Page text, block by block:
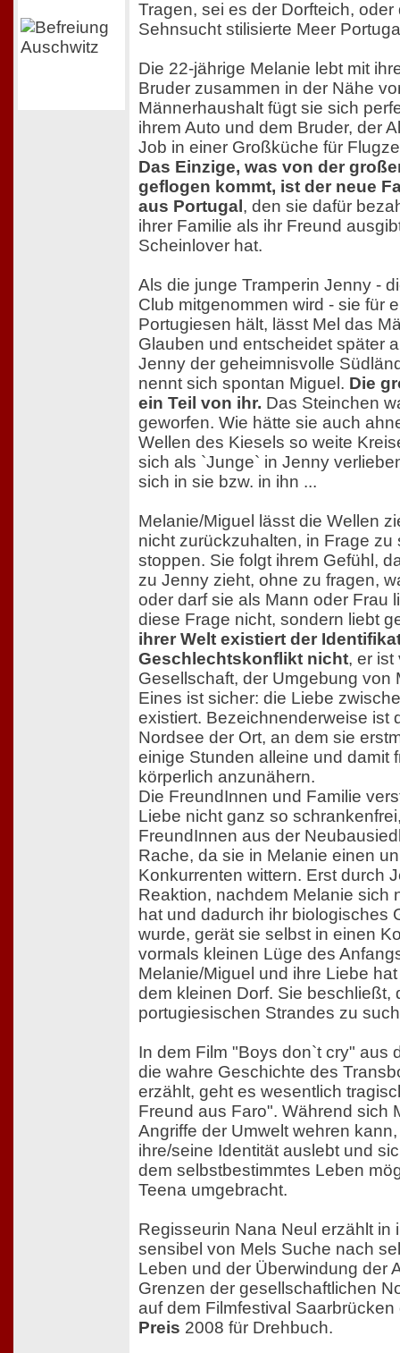
Tragen, sei es der Dorfteich, oder
Sehnsucht stilisierte Meer
Die 22-jährige Melanie lebt mit
Bruder zusammen in der Nähe
Männerhaushalt fügt sie sich
ihrem Auto und dem Bruder, der
Job in einer Großküche für
Das Einzige, was von der
geflogen kommt, ist der neue
aus Portugal , den sie dafür
ihrer Familie als ihr Freund
Scheinlover hat.
Als die junge Tramperin Jenny -
Club mitgenommen wird - sie für
Portugiesen hält, lässt Mel das
Glauben und entscheidet später
Jenny der geheimnisvolle
nennt sich spontan Miguel. Die
ein Teil von ihr. Das Steinchen
geworfen. Wie hätte sie auch
Wellen des Kiesels so weite
sich als `Junge` in Jenny
sich in sie bzw. in ihn ...
Melanie/Miguel lässt die Wellen
nicht zurückzuhalten, in Frage zu
stoppen. Sie folgt ihrem Gefühl,
zu Jenny zieht, ohne zu fragen,
oder darf sie als Mann oder Frau
diese Frage nicht, sondern liebt
ihrer Welt existiert der
Geschlechtskonflikt nicht, er ist
Gesellschaft, der Umgebung von
Eines ist sicher: die Liebe
existiert. Bezeichnenderweise ist
Nordsee der Ort, an dem sie
einige Stunden alleine und damit
körperlich anzunähern.
Die FreundInnen und Familie
Liebe nicht ganz so
FreundInnen aus der
Rache, da sie in Melanie einen
Konkurrenten wittern. Erst durch
Reaktion, nachdem Melanie sich
hat und dadurch ihr biologisches
wurde, gerät sie selbst in einen
vormals kleinen Lüge des
Melanie/Miguel und ihre Liebe
dem kleinen Dorf. Sie beschließt,
portugiesischen Strandes zu
In dem Film "Boys don`t cry" aus
die wahre Geschichte des
erzählt, geht es wesentlich
Freund aus Faro". Während sich
Angriffe der Umwelt wehren
ihre/seine Identität auslebt und
dem selbstbestimmtes Leben
Teena umgebracht.
Regisseurin Nana Neul erzählt in
sensibel von Mels Suche nach
Leben und der Überwindung der
Grenzen der gesellschaftlichen
auf dem Filmfestival Saarbrücken
Preis 2008 für Drehbuch.